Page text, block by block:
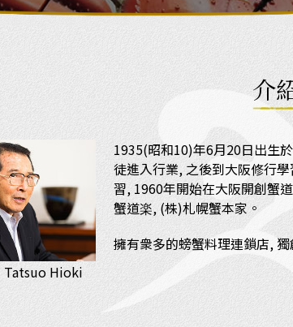
介
Tatsuo Hioki
1935(昭和10)年6月20日出生
徒進入行業, 之後到大阪修行
習, 1960年開始在大阪開創蟹
蟹道楽, (株)札幌蟹本家。
擁有衆多的螃蟹料理連鎖店,